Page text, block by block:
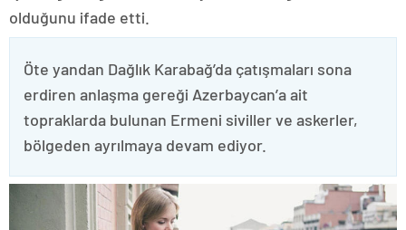
olduğunu ifade etti.
Öte yandan Dağlık Karabağ’da çatışmaları sona
erdiren anlaşma gereği Azerbaycan’a ait
topraklarda bulunan Ermeni siviller ve askerler,
bölgeden ayrılmaya devam ediyor.